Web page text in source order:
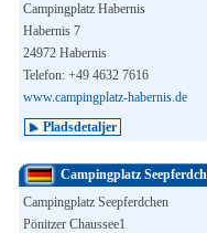
Campingplatz Habernis
Habernis 7
24972 Habernis
Telefon: +49 4632 7616
www.campingplatz-habernis.de
Pladsdetaljer
Campingplatz
Campingplatz Seepferdchen
Pönitzer Chaussee1